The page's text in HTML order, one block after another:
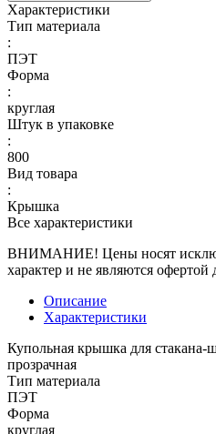
Характеристики
Тип материала
:
ПЭТ
Форма
:
круглая
Штук в упаковке
:
800
Вид товара
:
Крышка
Все характеристики
ВНИМАНИЕ! Цены носят
характер и не являются офертой
Описание
Характеристики
Купольная крышка для стакана-
прозрачная
Тип материала
ПЭТ
Форма
круглая